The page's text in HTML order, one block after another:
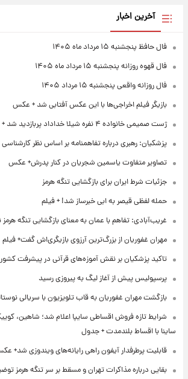
آخرین اخبار
فال حافظ پنجشنبه ۱۵ مرداد ماه ۱۴۰۵
فال قهوه روزانه پنجشنبه ۱۵ مرداد ماه ۱۴۰۵
فال روزانه واقعی پنجشنبه ۱۵ مرداد ۱۴۰۵
بازیگر فیلم اخراجی‌ها با این عکس آفتابی شد + عکس
ژست صمیمی خانواده ۴ نفره شیلا خداداد پربازدید شد + عکس
پزشکیان: رهبری درباره تفاهمنامه بر اساس نظر
تصاویر متفاوت یاسمین شجریان در کنار پدرش+ عکس
جزئیات شرط ایران برای بازگشایی تنگه هرمز
حمله لفظی قیصر به ابی خبرساز شد! + فیلم
غریب‌آبادی: تفاهم با عمان به معنای بازگشایی تنگه
مهران غفوریان از بزرگ‌ترین آرزوی بازیگری‌اش گفت+ فیلم
تاکید پزشکیان بر نقش آموزه‌های قرآنی در پیشرفت کشور
پرسپولیس پیش از آغاز لیگ به پیروزی رسید
بازگشت مهران غفوریان به قاب تلویزیون با سریالی
شرایط تازه فروش اقساطی سایپا اعلام شد؛ شاهین،
ساینا با اقساط بلندمدت + جدول
قابلیت پرطرفدار آیفون راهی رایانه‌های ویندوزی شد+
بقایی درباره مذاکرات تهران و مسقط بر سر تنگه هرمز